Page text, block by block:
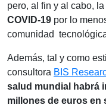
pero, al fin y al cabo, la
COVID-19 por lo
comunidad
Además, tal y como
consultora BIS
salud mundial habrá
millones de euros